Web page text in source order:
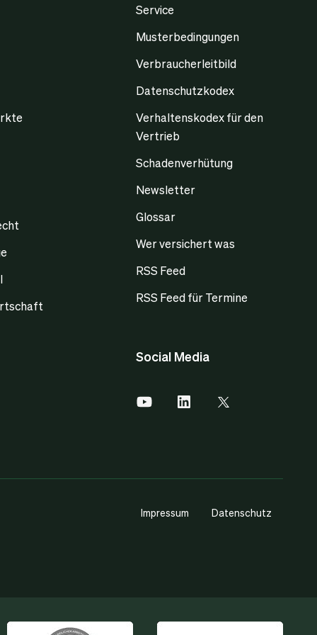
Service
Musterbedingungen
Verbraucherleitbild
Datenschutzkodex
Verhaltenskodex für den
Vertrieb
Schadenverhütung
Newsletter
Glossar
Wer versichert was
RSS Feed
RSS Feed für Termine
Social Media
Impressum Datenschutz